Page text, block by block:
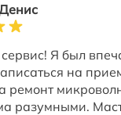
Я был
на
ремонт
разумными.